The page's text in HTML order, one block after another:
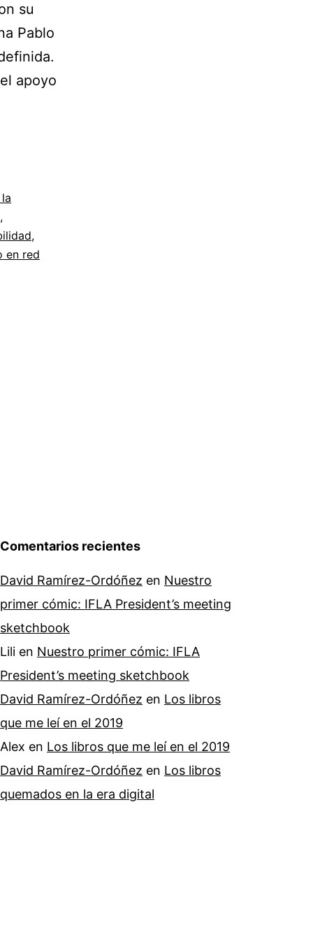
su
Pablo
apoyo
,
,
en red
Comentarios recientes
David Ramírez-Ordóñez en Nuestro
primer cómic: IFLA President’s meeting
sketchbook
Lili en Nuestro primer cómic: IFLA
President’s meeting sketchbook
David Ramírez-Ordóñez en Los libros
que me leí en el 2019
Alex en Los libros que me leí en el 2019
David Ramírez-Ordóñez en Los libros
quemados en la era digital